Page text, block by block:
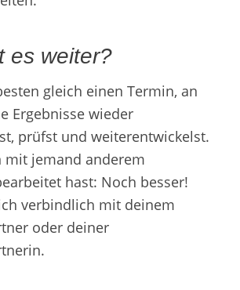
es weiter?
gleich einen Termin, an
Ergebnisse wieder
prüfst und weiterentwickelst.
mit jemand anderem
hast: Noch besser!
verbindlich mit deinem
oder deiner